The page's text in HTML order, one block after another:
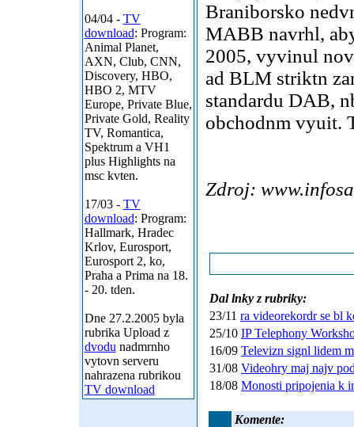
04/04 - TV
download: Program:
Animal Planet,
AXN, Club, CNN,
Discovery, HBO,
HBO 2, MTV
Europe, Private Blue,
Private Gold, Reality
TV, Romantica,
Spektrum a VH1
plus Highlights na
msc kvten.
17/03 - TV
download: Program:
Hallmark, Hradec
Krlov, Eurosport,
Eurosport 2, ko,
Praha a Prima na 18.
- 20. tden.
Dne 27.2.2005 byla
rubrika Upload z
dvodu nadmrnho
vytovn serveru
nahrazena rubrikou
TV download
Braniborsko
MABB navrhl,
2005, vyvinul
ad BLM striktn
standardu DAB,
obchodnm vyuit.
Zdroj:
Dal lnky z rubriky:
23/11 ra videorekordr se bl
25/10 IP Telephony
16/09 Televizn signl lidem
31/08 Videohry maj najv
18/08 Monosti pripojenia k
Komente: